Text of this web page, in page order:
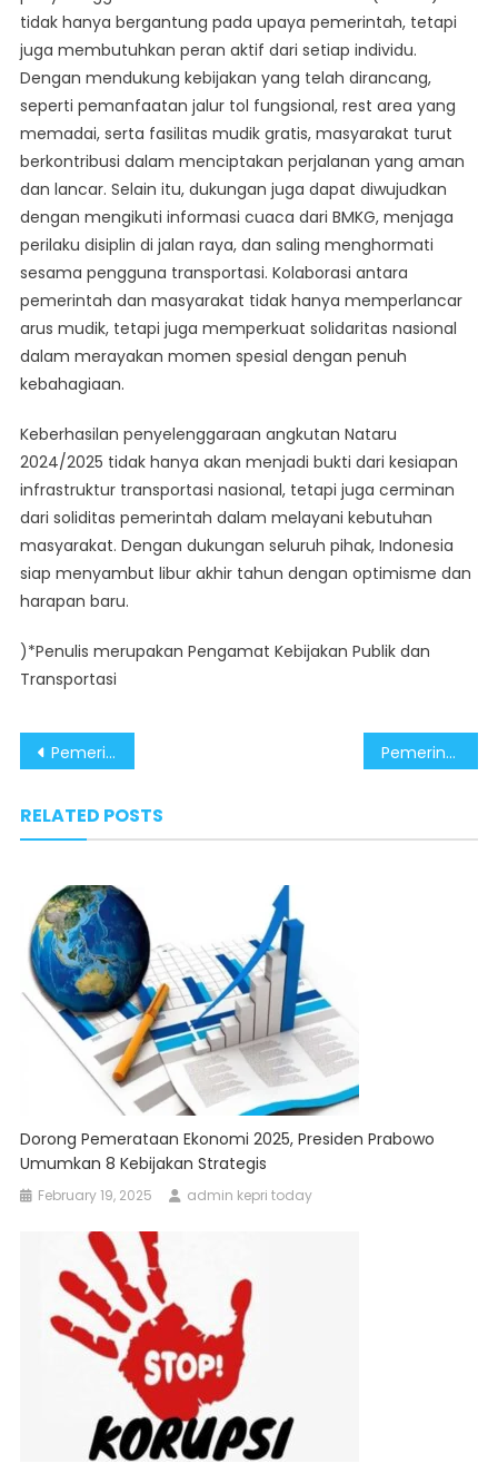
tidak hanya bergantung pada upaya pemerintah, tetapi
juga membutuhkan peran aktif dari setiap individu.
Dengan mendukung kebijakan yang telah dirancang,
seperti pemanfaatan jalur tol fungsional, rest area yang
memadai, serta fasilitas mudik gratis, masyarakat turut
berkontribusi dalam menciptakan perjalanan yang aman
dan lancar. Selain itu, dukungan juga dapat diwujudkan
dengan mengikuti informasi cuaca dari BMKG, menjaga
perilaku disiplin di jalan raya, dan saling menghormati
sesama pengguna transportasi. Kolaborasi antara
pemerintah dan masyarakat tidak hanya memperlancar
arus mudik, tetapi juga memperkuat solidaritas nasional
dalam merayakan momen spesial dengan penuh
kebahagiaan.
Keberhasilan penyelenggaraan angkutan Nataru
2024/2025 tidak hanya akan menjadi bukti dari kesiapan
infrastruktur transportasi nasional, tetapi juga cerminan
dari soliditas pemerintah dalam melayani kebutuhan
masyarakat. Dengan dukungan seluruh pihak, Indonesia
siap menyambut libur akhir tahun dengan optimisme dan
harapan baru.
)*Penulis merupakan Pengamat Kebijakan Publik dan
Transportasi
Post
Pemerintah Pantau Stabilitas Harga Tiket Transportasi Selama Libur Panjang Nataru Pemerintah Prabowo-Gibran Jamin Ketersediaan Energi Nasional Jelang Nataru
RELATED POSTS
Dorong Pemerataan Ekonomi 2025, Presiden Prabowo
Umumkan 8 Kebijakan Strategis
February 19, 2025 admin kepri today